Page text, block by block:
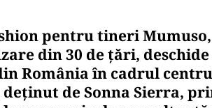
pentru tineri Mumuso,
din 30 de ţări,
România în cadrul
de Sonna Sierra,